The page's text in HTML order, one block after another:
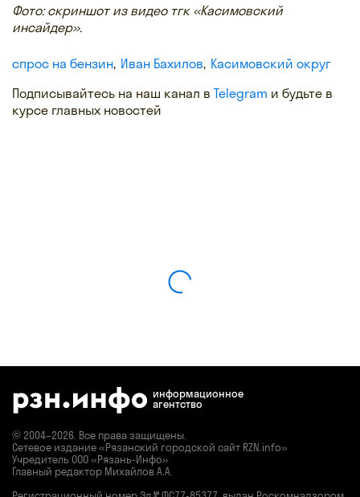
Фото: скриншот из видео тгк «Касимовский
инсайдер».
спрос на бензин Иван Бахилов Касимовский округ
Подписывайтесь на наш канал в Telegram и будьте в
курсе главных новостей
информационное
агентство
© 2004–2026. Все права защищены.
Сетевое издание «Рязанский городской сайт RZN.info»
Учредитель ООО «Рязань-Инфо»
Главный редактор Михайлов А.А.